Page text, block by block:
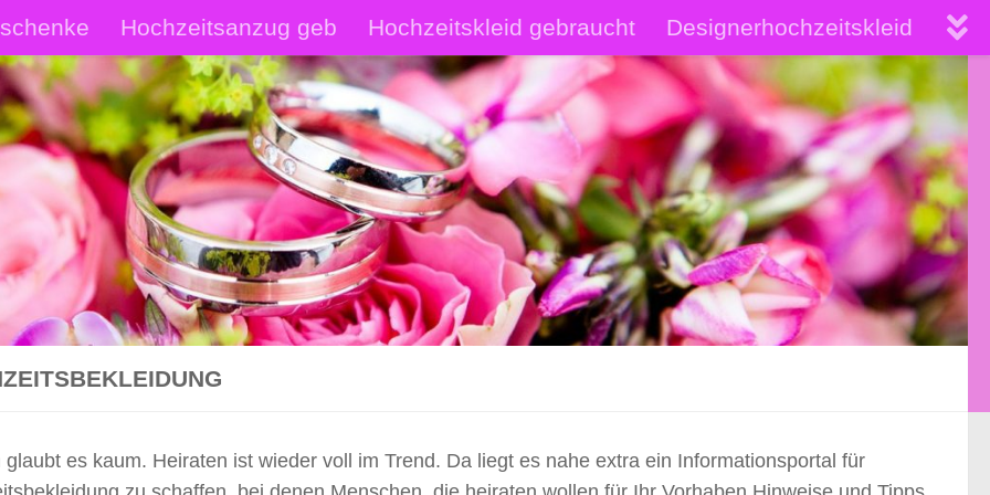
Hochzeitsanzug geb Hochzeitskleid gebraucht Designerhochzeitskleid
Shop Hochzeitsanzüge Shop hochwertige Brautkleider
glaubt es kaum. Heiraten ist wieder voll im Trend. Da liegt es nahe extra ein Informationsportal für